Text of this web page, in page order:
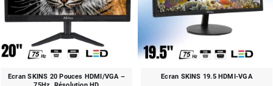
Ecran SKINS 20 Pouces HDMI/VGA –
Ecran SKINS 19.5 HDMI-VGA